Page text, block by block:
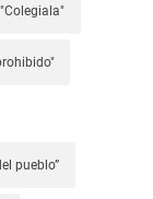
"Colegiala"
pueblo”